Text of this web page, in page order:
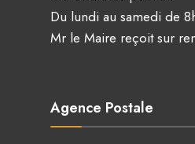
Du lundi au samedi de
Mr le Maire reçoit sur
Agence Postale